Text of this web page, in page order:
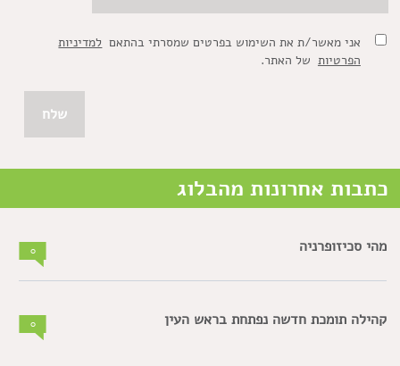
אני מאשר/ת את השימוש בפרטים שמסרתי בהתאם למדיניות
הפרטיותשל האתר.
כתבות אחרונות מהבלוג
מהי סכיזופרניה
קהילה תומכת חדשה נפתחת בראש העין